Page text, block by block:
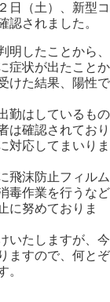
日（土）、新型コ
認されました。
明したことから、
症状が出たことか
けた結果、陽性で
勤はしているもの
は確認されており
対応してまいりま
飛沫防止フィルム
毒作業を行うなど
に努めておりま
いたしますが、今
ますので、何とぞ
。